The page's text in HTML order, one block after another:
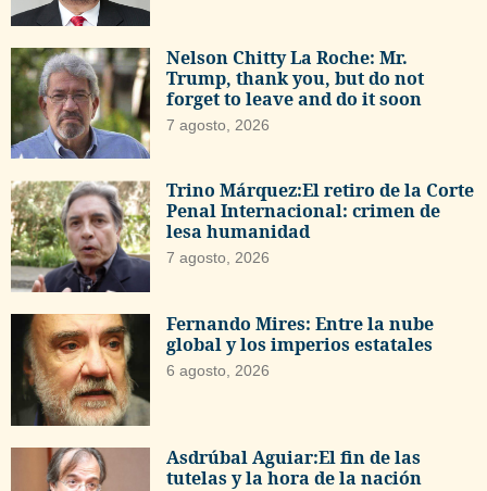
Nelson Chitty La Roche: Mr.
Trump, thank you, but do not
forget to leave and do it soon
7 agosto, 2026
Trino Márquez:El retiro de la Corte
Penal Internacional: crimen de
lesa humanidad
7 agosto, 2026
Fernando Mires: Entre la nube
global y los imperios estatales
6 agosto, 2026
Asdrúbal Aguiar:El fin de las
tutelas y la hora de la nación